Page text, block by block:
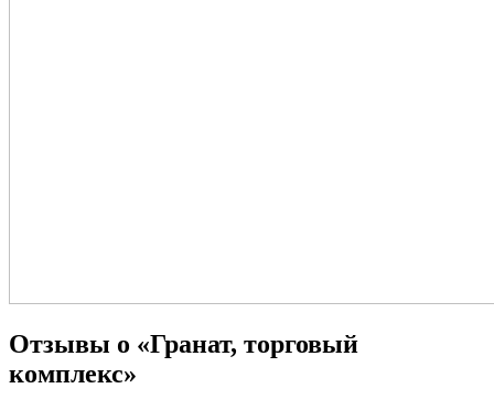
Отзывы о «Гранат, торговый
комплекс»